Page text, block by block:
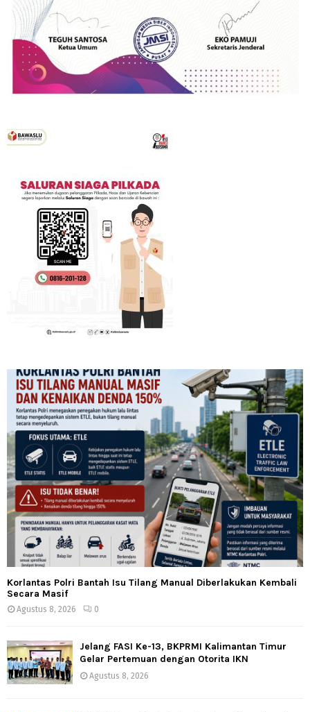
Korlantas Polri Bantah Isu Tilang Manual Diberlakukan Kembali
Secara Masif
Agustus 8, 2026 0
Jelang FASI Ke-13, BKPRMI Kalimantan Timur
Gelar Pertemuan dengan Otorita IKN
Agustus 8, 2026